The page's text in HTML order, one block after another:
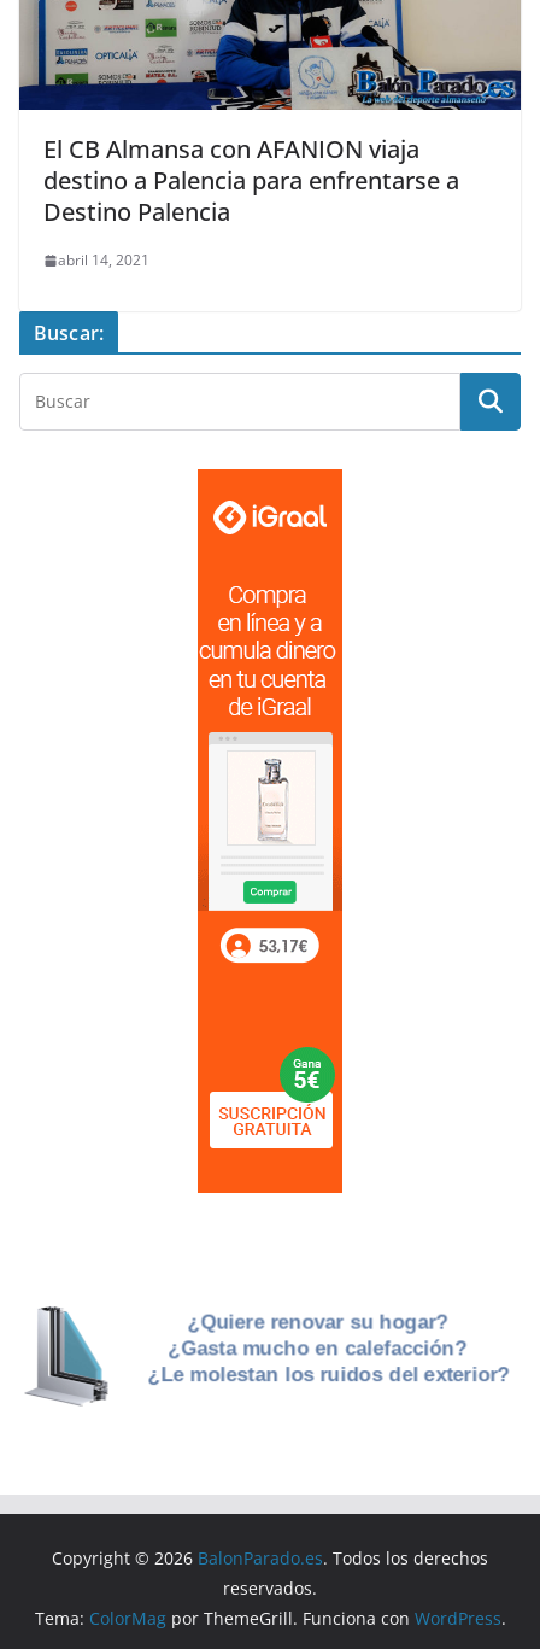
El CB Almansa con AFANION viaja
destino a Palencia para enfrentarse a
Destino Palencia
abril 14, 2021
Buscar:
Copyright © 2026 BalonParado.es. Todos los derechos
reservados.
Tema: ColorMagpor ThemeGrill. Funciona con WordPress.